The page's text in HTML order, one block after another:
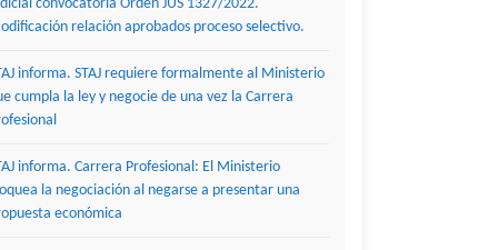
convocatoria Orden JUS 1327/2022.
relación aprobados proceso selectivo.
informa. STAJ requiere formalmente al Ministerio
cumpla la ley y negocie de una vez la Carrera
informa. Carrera Profesional: El Ministerio
la negociación al negarse a presentar una
económica